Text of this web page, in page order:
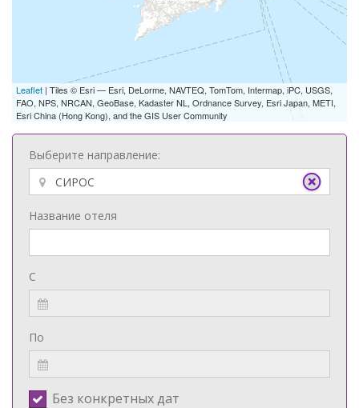
Leaflet | Tiles © Esri — Esri, DeLorme, NAVTEQ, TomTom, Intermap, iPC, USGS,
FAO, NPS, NRCAN, GeoBase, Kadaster NL, Ordnance Survey, Esri Japan, METI,
Esri China (Hong Kong), and the GIS User Community
Выберите направление:
Название отеля
С
По
Без конкретных дат